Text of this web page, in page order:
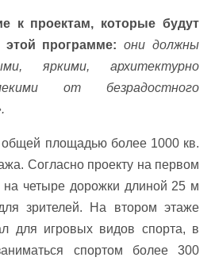
к проектам, которые будут
программе:
они должны
яркими, архитектурно
от безрадостного
площадью более 1000 кв.
Согласно проекту на первом
на четыре дорожки длиной 25 м
зрителей. На втором этаже
для игровых видов спорта, в
спортом более 300